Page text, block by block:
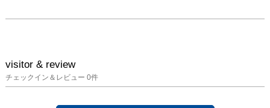
と背景”との背景を明ら
かにしていくための新た
な表現を”はりつける”と
いう行為を通して、探っ
visitor & review
チェックイン＆レビュー 0件